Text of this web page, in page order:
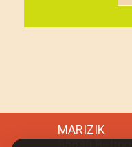
MARIZIK
35830 Betton